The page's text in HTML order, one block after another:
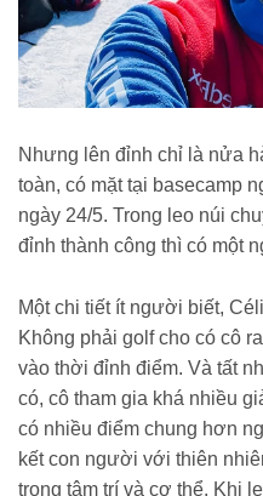
Nhưng lên đỉnh chỉ là nửa
toàn, có mặt tại basecamp
ngày 24/5. Trong leo núi
đỉnh thành công thì có một
Một chi tiết ít người biết,
Không phải golf cho có cô
vào thời đỉnh điểm. Và tất
có, cô tham gia khá nhiều
có nhiều điểm chung hơn
kết con người với thiên
trong tâm trí và cơ thể. Khi